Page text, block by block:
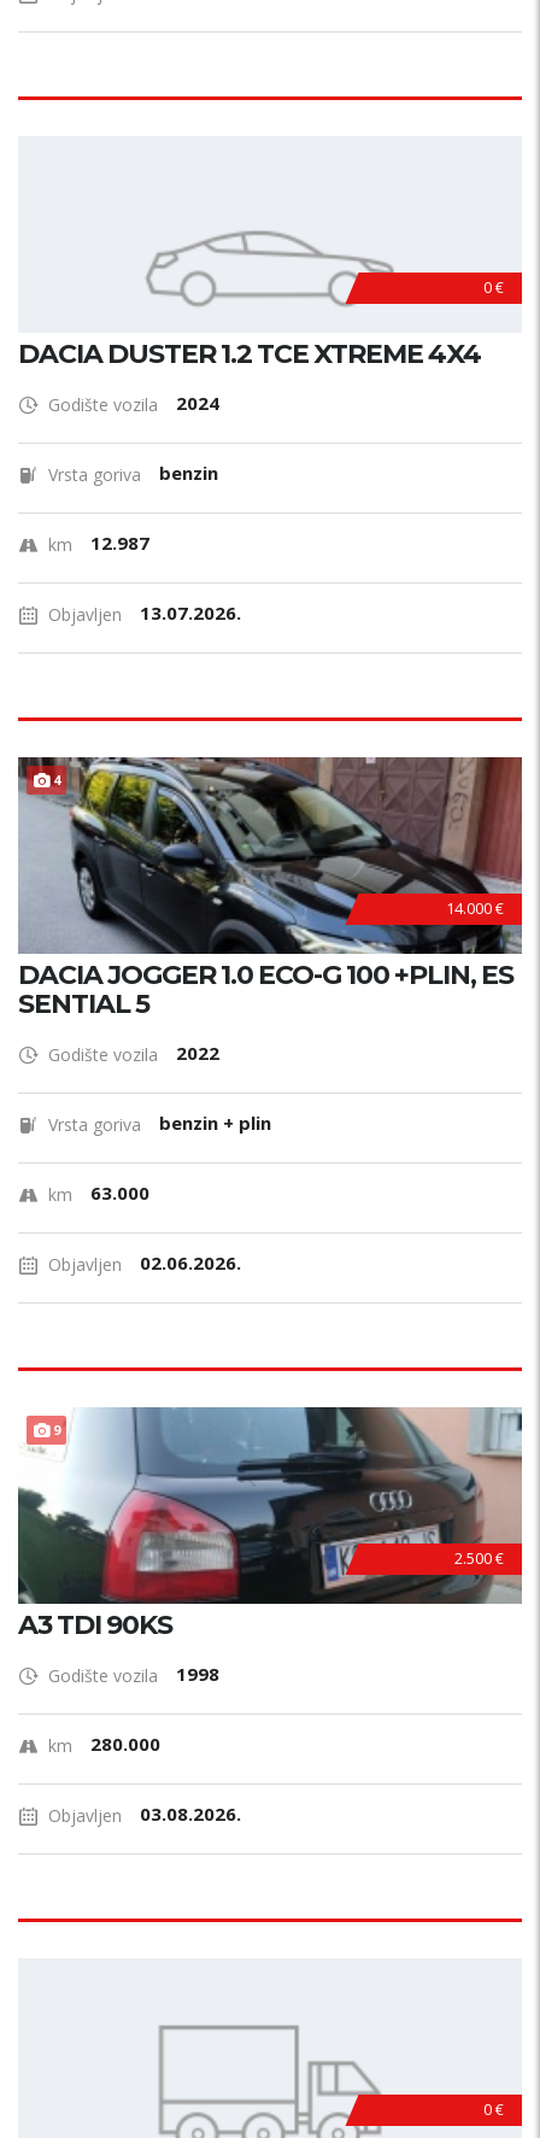
0 €
DACIA DUSTER 1.2 TCE XTREME 4X4
Godište vozila 2024
Vrsta goriva benzin
km 12.987
Objavljen 13.07.2026.
4
14.000 €
DACIA JOGGER 1.0 ECO-G 100 +PLIN, ES
SENTIAL 5
Godište vozila 2022
Vrsta goriva benzin + plin
km 63.000
Objavljen 02.06.2026.
9
2.500 €
A3 TDI 90KS
Godište vozila 1998
km 280.000
Objavljen 03.08.2026.
0 €